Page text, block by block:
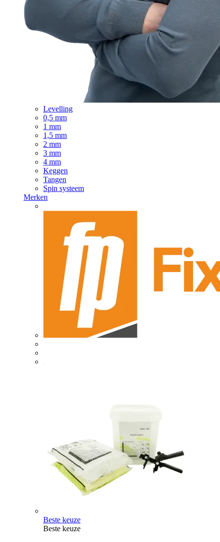
Levelling
0,5 mm
1 mm
1,5 mm
2 mm
3 mm
4 mm
Keggen
Tangen
Spin systeem
Merken
Beste keuze
Beste keuze